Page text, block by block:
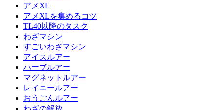
アメXL
アメXLを集めるコツ
TL40以降のタスク
わざマシン
すごいわざマシン
アイスルアー
ハーブルアー
マグネットルアー
レイニールアー
おうごんルアー
わざの解放